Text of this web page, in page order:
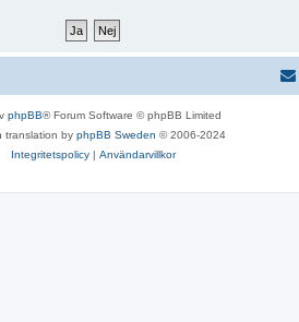
phpBB® Forum Software © phpBB Limited
translation by phpBB Sweden © 2006-2024
Integritetspolicy| Användarvillkor